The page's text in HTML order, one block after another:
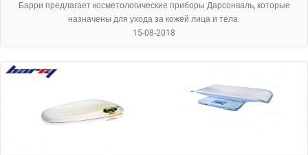
Барри предлагает косметологические приборы Дарсонваль, которые
назначены для ухода за кожей лица и тела.
15-08-2018